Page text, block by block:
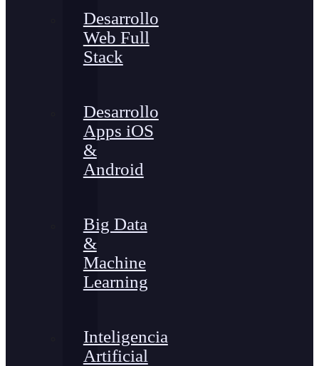
Desarrollo
Web Full
Stack
Desarrollo
Apps iOS
&
Android
Big Data
&
Machine
Learning
Inteligencia
Artificial